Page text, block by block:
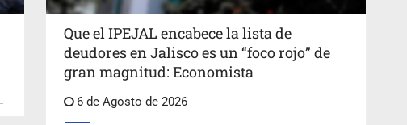
Que el IPEJAL encabece la lista de
deudores en Jalisco es un “foco rojo” de
gran magnitud: Economista
6 de Agosto de 2026